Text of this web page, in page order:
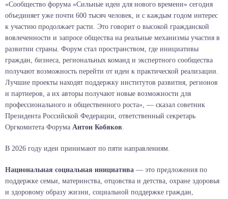
«Сообщество форума «Сильные идеи для нового времени» сегодня
объединяет уже почти 600 тысяч человек, и с каждым годом интерес
к участию продолжает расти. Это говорит о высокой гражданской
вовлеченности и запросе общества на реальные механизмы участия в
развитии страны. Форум стал пространством, где инициативы
граждан, бизнеса, региональных команд и экспертного сообщества
получают возможность перейти от идеи к практической реализации.
Лучшие проекты находят поддержку институтов развития, регионов
и партнеров, а их авторы получают новые возможности для
профессионального и общественного роста», — сказал советник
Президента Российской Федерации, ответственный секретарь
Оргкомитета Форума Антон Кобяков.
В 2026 году идеи принимают по пяти направлениям.
Национальная социальная инициатива — это предложения по
поддержке семьи, материнства, отцовства и детства, охране здоровья
и здоровому образу жизни, социальной поддержке граждан,